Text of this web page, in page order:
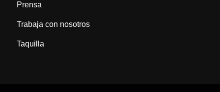
Prensa
Trabaja con nosotros
Taquilla